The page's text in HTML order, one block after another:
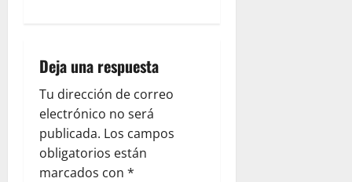
Deja una respuesta
Tu dirección de correo
electrónico no será
publicada. Los campos
obligatorios están
marcados con *